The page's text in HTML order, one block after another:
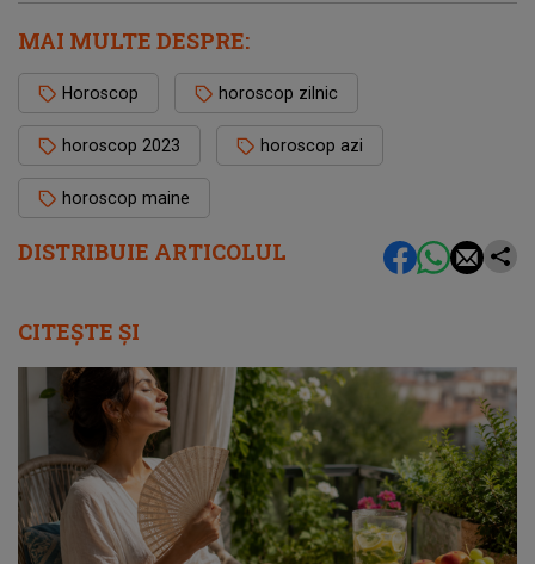
DISTRIBUIE ARTICOLUL
MAI MULTE DESPRE:
Horoscop horoscop zilnic
horoscop 2023 horoscop azi
horoscop maine
CITEȘTE ȘI